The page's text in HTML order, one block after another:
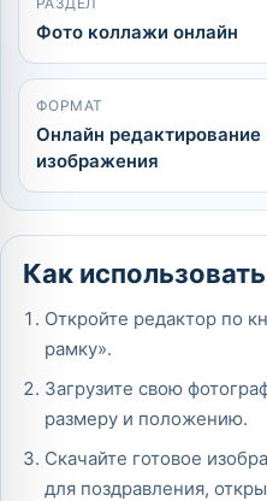
Фото коллажи онлайн
ФОРМАТ
Онлайн редактирование
изображения
Как
Откройте редактор по
рамку».
Загрузите свою
размеру и положению.
Скачайте готовое
для поздравления,